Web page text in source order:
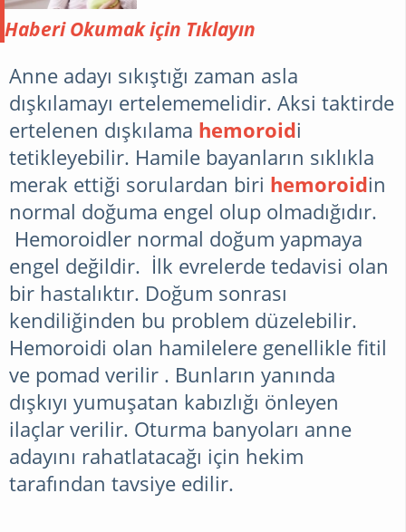
erken doğum da
devamında risk
oluşturabilecek durumlar
olursa ve bebeğin
akciğerleride gelişmiş ise
bebeği doğrutma eylemine
karar verilir.
Haberi Okumak için Tıklayın
Anne adayı sıkıştığı zaman asla
dışkılamayı ertelememelidir. Aksi taktirde
ertelenen dışkılama hemoroidi
tetikleyebilir. Hamile bayanların sıklıkla
merak ettiği sorulardan biri hemoroidin
normal doğuma engel olup olmadığıdır.
Hemoroidler normal doğum yapmaya
engel değildir. İlk evrelerde tedavisi olan
bir hastalıktır. Doğum sonrası
kendiliğinden bu problem düzelebilir.
Hemoroidi olan hamilelere genellikle fitil
ve pomad verilir . Bunların yanında
dışkıyı yumuşatan kabızlığı önleyen
ilaçlar verilir. Oturma banyoları anne
adayını rahatlatacağı için hekim
tarafından tavsiye edilir.